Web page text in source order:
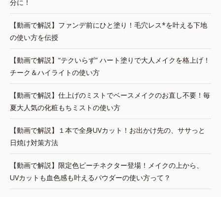
分に！
【動画で解説】ファンデ前にひと塗り！毛穴レス*を叶える下地
の使い方を伝授
【動画で解説】“テクいらず” ハート塗りで大人メイクを格上げ！
チーク＆ハイライトの使い方
【動画で解説】仕上げのミストでベースメイクのお直し不要！毎
夏大人気の化粧もちミストの使い方
【動画で解説】１本で全身UVカット！お出かけ先の、ササっと
日焼け対策方法
【動画で解説】限定色ピーチネクター登場！メイクの上から、
UVカットも血色感も叶えるパウダーの使い方って？